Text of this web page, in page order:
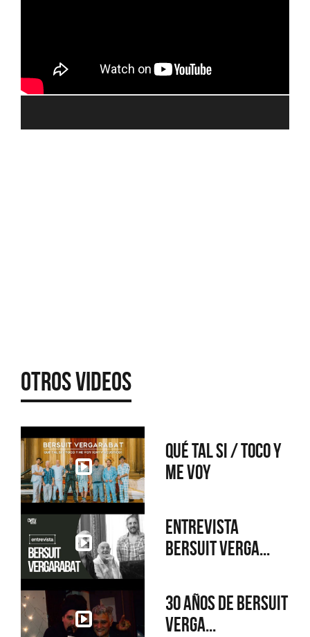
Otros Videos
Qué tal si / Toco y
me voy
Entrevista
Bersuit Verga...
30 Años de Bersuit
Verga...